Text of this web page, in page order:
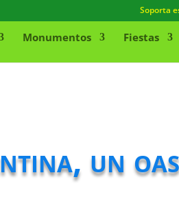
Soporta
Monumentos Fiestas
un